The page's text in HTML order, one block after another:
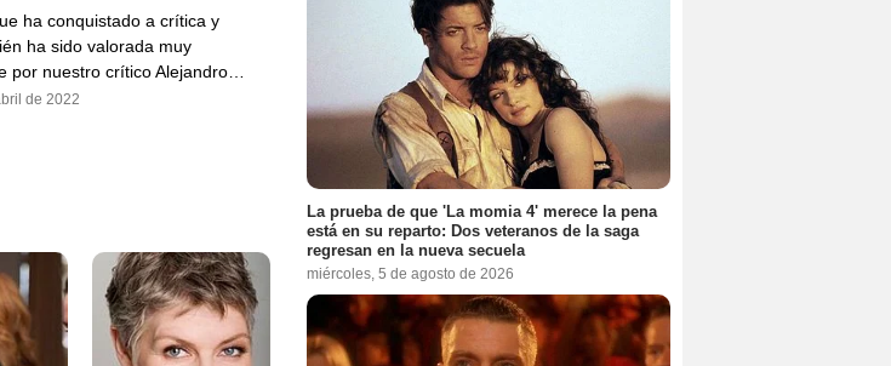
ha conquistado a crítica y
ha sido valorada muy
por nuestro crítico Alejandro…
de 2022
La prueba de que 'La momia 4' merece la pena
está en su reparto: Dos veteranos de la saga
regresan en la nueva secuela
miércoles, 5 de agosto de 2026